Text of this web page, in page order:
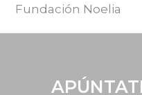
Fundación Noelia